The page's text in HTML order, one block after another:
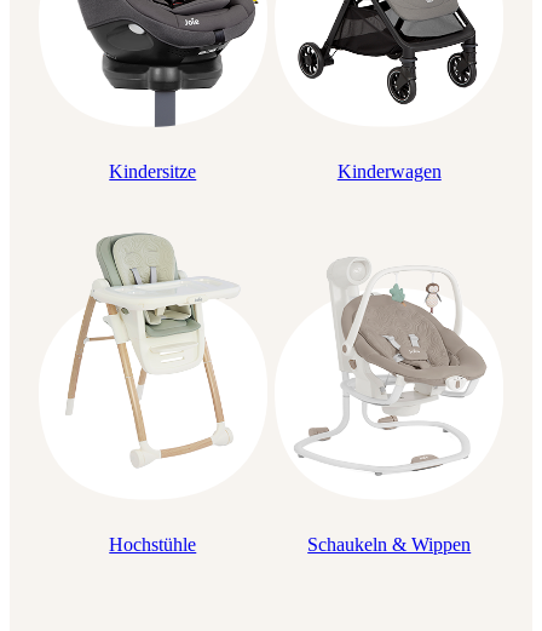
Kindersitze Kinderwagen
Hochstühle Schaukeln & Wippen